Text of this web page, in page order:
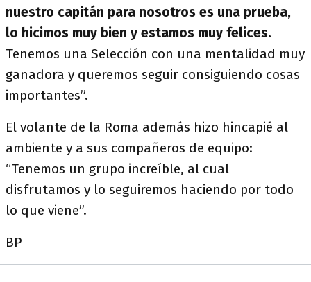
nuestro capitán para nosotros es una prueba,
lo hicimos muy bien y estamos muy felices.
Tenemos una Selección con una mentalidad muy
ganadora y queremos seguir consiguiendo cosas
importantes”.
El volante de la Roma además hizo hincapié al
ambiente y a sus compañeros de equipo:
“Tenemos un grupo increíble, al cual
disfrutamos y lo seguiremos haciendo por todo
lo que viene”.
BP